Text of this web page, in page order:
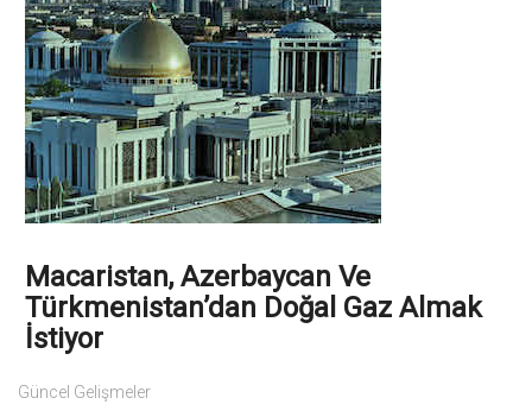
Macaristan, Azerbaycan Ve
Türkmenistan’dan Doğal Gaz Almak
İstiyor
Güncel Gelişmeler